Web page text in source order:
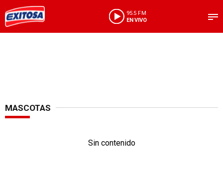
95.5 FM
EN VIVO
MASCOTAS
Sin contenido